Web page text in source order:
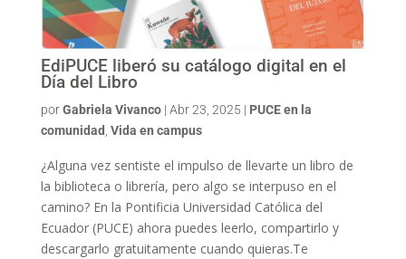
EdiPUCE liberó su catálogo digital en el
Día del Libro
porGabriela Vivanco| Abr 23, 2025 | PUCE en la
comunidad Vida en campus
¿Alguna vez sentiste el impulso de llevarte un libro de
la biblioteca o librería, pero algo se interpuso en el
camino? En la Pontificia Universidad Católica del
Ecuador (PUCE) ahora puedes leerlo, compartirlo y
descargarlo gratuitamente cuando quieras.Te